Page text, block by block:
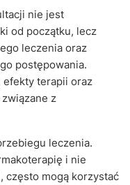
nie jest
od początku, lecz
leczenia oraz
postępowania.
efekty terapii oraz
z
leczenia.
i nie
często mogą korzystać